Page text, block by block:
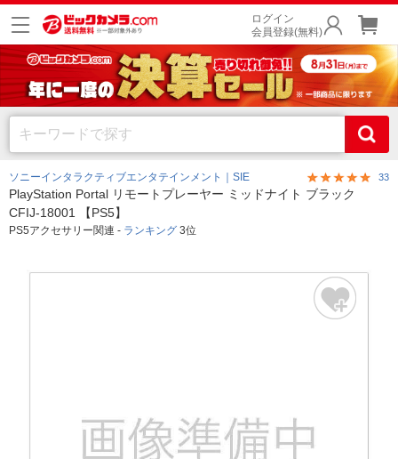
ログイン
会員登録(無料)
ソニーインタラクティブエンタテインメント｜SIE 33
PlayStation Portal リモートプレーヤー ミッドナイト ブラック
CFIJ-18001 【PS5】
PS5アクセサリー関連 - ランキング 3位